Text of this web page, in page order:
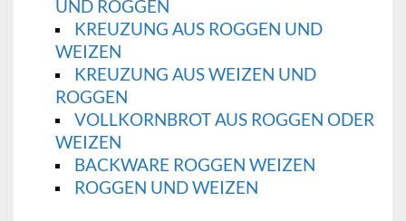
UND ROGGEN
KREUZUNG AUS ROGGEN UND
WEIZEN
KREUZUNG AUS WEIZEN UND
ROGGEN
VOLLKORNBROT AUS ROGGEN ODER
WEIZEN
BACKWARE ROGGEN WEIZEN
ROGGEN UND WEIZEN